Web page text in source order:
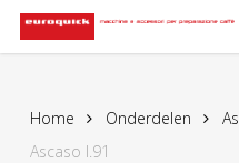
Skip
Home Onderdelen
Ascaso I.91